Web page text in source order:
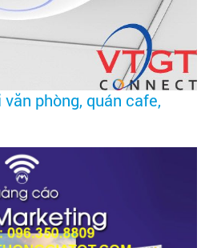
phòng, quán cafe,